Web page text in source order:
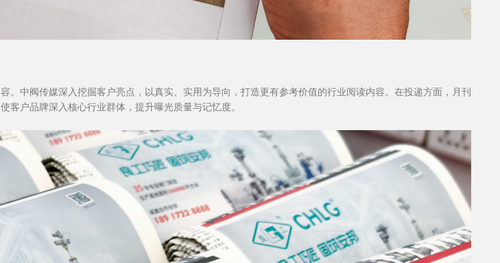
中阀传媒深入挖掘客户亮点，以真实、实用为导向，打造更有参考价值的行业阅读内容。在投递方面，月刊
户品牌深入核心行业群体，提升曝光质量与记忆度。